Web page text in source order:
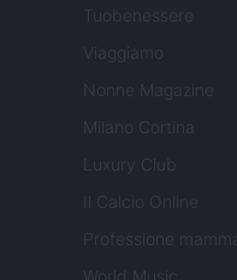
Tuobenessere
Viaggiamo
Nonne Magazine
Milano Cortina
Luxury Club
Il Calcio Online
Professione mamma